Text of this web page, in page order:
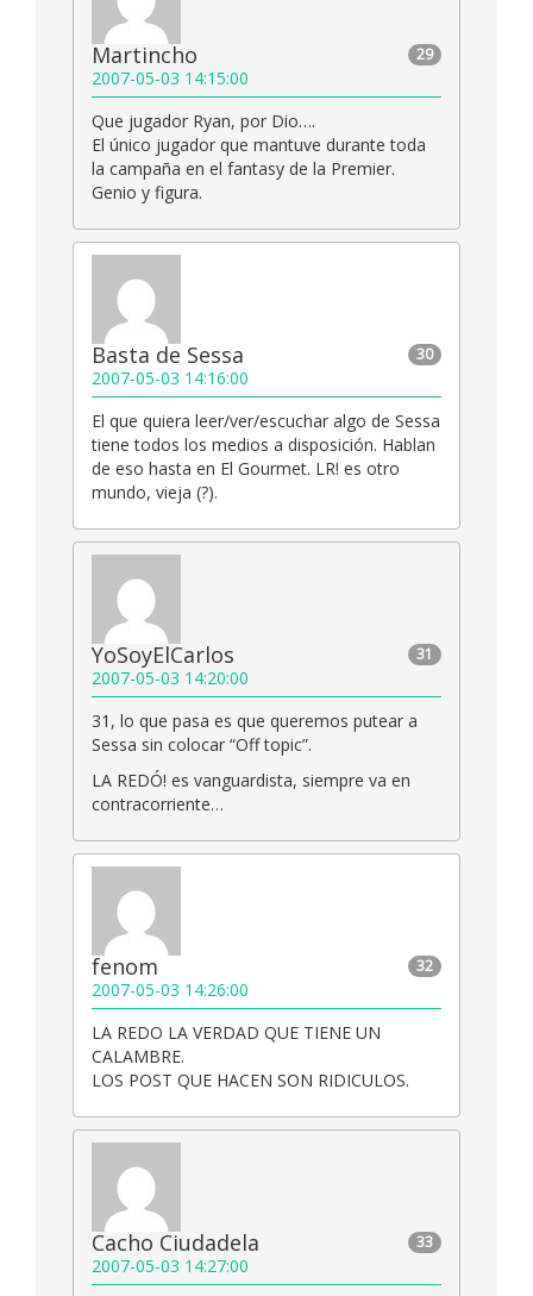
29
Martincho
2007-05-03 14:15:00
Que jugador Ryan, por Dio….
El único jugador que mantuve durante toda
la campaña en el fantasy de la Premier.
Genio y figura.
30
Basta de Sessa
2007-05-03 14:16:00
El que quiera leer/ver/escuchar algo de Sessa
tiene todos los medios a disposición. Hablan
de eso hasta en El Gourmet. LR! es otro
mundo, vieja (?).
31
YoSoyElCarlos
2007-05-03 14:20:00
31, lo que pasa es que queremos putear a
Sessa sin colocar “Off topic”.
LA REDÓ! es vanguardista, siempre va en
contracorriente…
32
fenom
2007-05-03 14:26:00
LA REDO LA VERDAD QUE TIENE UN
CALAMBRE.
LOS POST QUE HACEN SON RIDICULOS.
33
Cacho Ciudadela
2007-05-03 14:27:00